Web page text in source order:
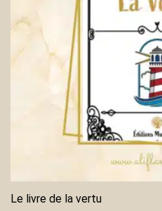
Le livre de la vertu